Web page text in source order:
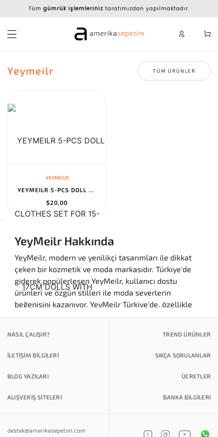
Tüm gümrük işlemleriniz tarafımızdan yapılmaktadır.
Yeymeilr TÜM ÜRÜNLER
YEYMEILR
YEYMEILR 5-PCS DOLL CLOTHES SET FOR 15-17CM DOLLS WITH STORAGE BA...
$20,00
YeyMeilr Hakkında
YeyMeilr, modern ve yenilikçi tasarımları ile dikkat
çeken bir kozmetik ve moda markasıdır. Türkiye'de
giderek popülerleşen YeyMeilr, kullanıcı dostu
ürünleri ve özgün stilleri ile moda severlerin
beğenisini kazanıyor. YeyMeilr Türkiye'de, özellikle
makyaj malzemelerinden cilt bakım ürünlerine ve
aksesuarlarına kadar uzanıyor.
ürünleri ile hem şıklık hem de kaliteyi bir arada
ürünler geliştirmektedir. Bu sayede, kullanıcılar her
NASIL ÇALIŞIR? TREND ÜRÜNLER
İLETİŞİM BİLGİLERİ SIKÇA SORULANLAR
BLOG YAZILARI ÜCRETLER
ALIŞVERİŞ SİTELERİ BANKA BILGILERI
destek@amerikasepetim.com